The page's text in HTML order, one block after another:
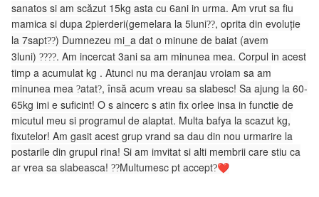
sanatos si am scăzut 15kg asta cu 6ani in urma. Am vrut sa fiu
mamica si dupa 2pierderi(gemelara la 5luni??, oprita din evoluție
la 7sapt??) Dumnezeu mi_a dat o minune de baiat (avem
3luni) ????. Am incercat 3ani sa am minunea mea. Corpul in acest
timp a acumulat kg . Atunci nu ma deranjau vroiam sa am
minunea mea ?atat?, însă acum vreau sa slabesc! Sa ajung la 60-
65kg imi e suficint! O s aincerc s atin fix orlee insa in functie de
micutul meu si programul de alaptat. Multa bafya la scazut kg,
fixutelor! Am gasit acest grup vrand sa dau din nou urmarire la
postarile din grupul rina! Si am imvitat si alti membrii care stiu ca
ar vrea sa slabeasca! ??Multumesc pt accept?❤️